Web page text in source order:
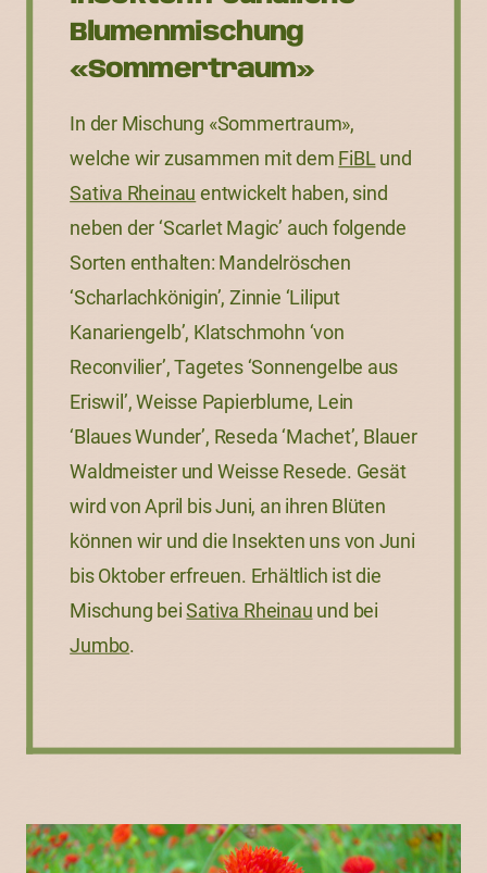
Blumenmischung
«Sommertraum»
In der Mischung «Sommertraum»,
welche wir zusammen mit dem FiBL und
Sativa Rheinau entwickelt haben, sind
neben der ‘Scarlet Magic’ auch folgende
Sorten enthalten: Mandelröschen
‘Scharlachkönigin’, Zinnie ‘Liliput
Kanariengelb’, Klatschmohn ‘von
Reconvilier’, Tagetes ‘Sonnengelbe aus
Eriswil’, Weisse Papierblume, Lein
‘Blaues Wunder’, Reseda ‘Machet’, Blauer
Waldmeister und Weisse Resede. Gesät
wird von April bis Juni, an ihren Blüten
können wir und die Insekten uns von Juni
bis Oktober erfreuen. Erhältlich ist die
Mischung beiSativa Rheinau und bei
Jumbo.